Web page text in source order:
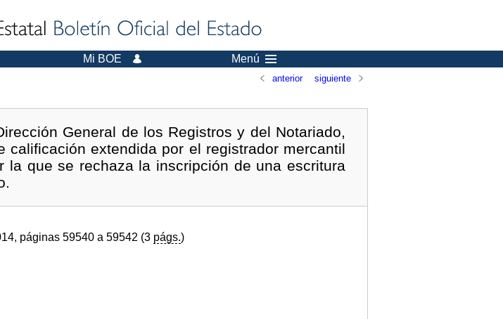
Mi BOE Menú
anterior siguiente
General de los Registros y del Notariado,
extendida por el registrador mercantil
que se rechaza la inscripción de una escritura
páginas 59540 a 59542 (3 págs.)